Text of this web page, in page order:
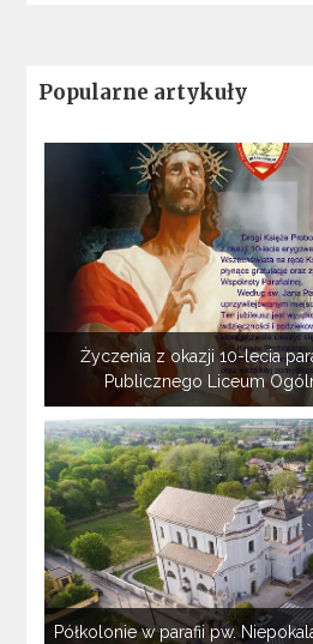
Popularne artykuły
Życzenia z okazji 10-lecia
Publicznego Liceum
Półkolonie w parafii pw.